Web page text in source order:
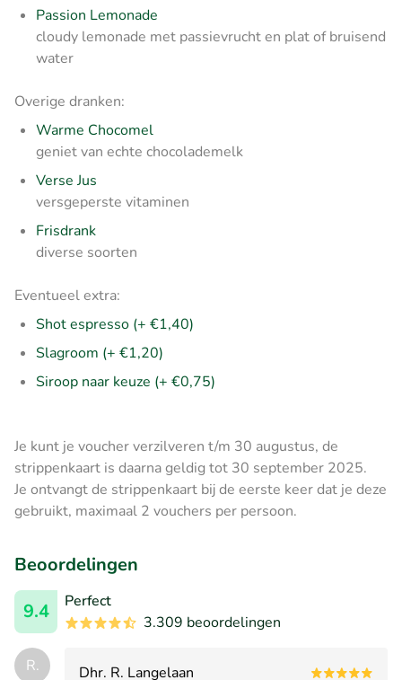
Passion Lemonade
cloudy lemonade met passievrucht en plat of bruisend
water
Overige dranken:
Warme Chocomel
geniet van echte chocolademelk
Verse Jus
versgeperste vitaminen
Frisdrank
diverse soorten
Eventueel extra:
Shot espresso (+ €1,40)
Slagroom (+ €1,20)
Siroop naar keuze (+ €0,75)
Je kunt je voucher verzilveren t/m 30 augustus, de
strippenkaart is daarna geldig tot 30 september 2025.
Je ontvangt de strippenkaart bij de eerste keer dat je deze
gebruikt, maximaal 2 vouchers per persoon.
Beoordelingen
9.4
Perfect
3.309 beoordelingen
R.
Dhr. R. Langelaan